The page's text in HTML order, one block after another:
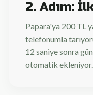
2. Adım:
Papara'ya 200 TL
telefonumla
12 saniye sonra
otomatik ekleniyor.